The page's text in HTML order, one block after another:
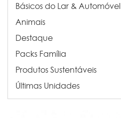
Básicos do Lar & Automóvel
Animais
Destaque
Packs Família
Produtos Sustentáveis
Últimas Unidades